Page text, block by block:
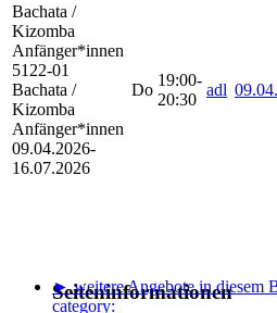
Bachata /
Kizomba
Anfänger*innen
5122-01
Bachata /
Kizomba
Anfänger*innen
09.04.2026-
16.07.2026
Do
19:00-
20:30
adl
► weitere Angebote in diesem
category:
Seiteninformationen